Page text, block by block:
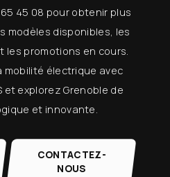
45 08 pour obtenir plus
modèles disponibles, les
les promotions en cours.
mobilité électrique avec
et explorez Grenoble de
et innovante.
CONTACTEZ-
NOUS